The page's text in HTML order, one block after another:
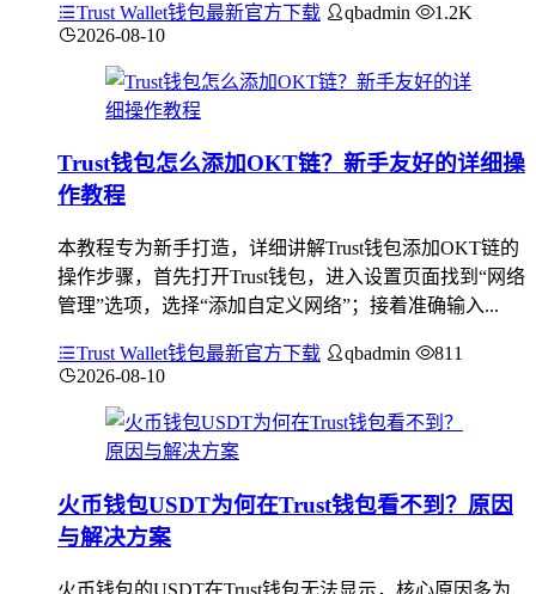
Trust Wallet钱包最新官方下载 qbadmin
1.2K
2026-08-10
Trust钱包怎么添加OKT链？新手友好的详细操
作教程
本教程专为新手打造，详细讲解Trust钱包添加OKT链的
操作步骤，首先打开Trust钱包，进入设置页面找到“网络
管理”选项，选择“添加自定义网络”；接着准确输入...
Trust Wallet钱包最新官方下载 qbadmin
811
2026-08-10
火币钱包USDT为何在Trust钱包看不到？原因
与解决方案
火币钱包的USDT在Trust钱包无法显示，核心原因多为